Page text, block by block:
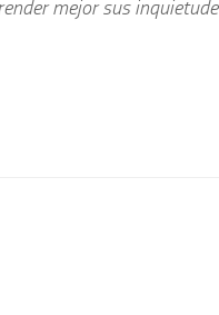
mejor sus